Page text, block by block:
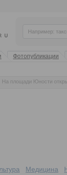
Фотопубликации
На площади Юности
Медицина